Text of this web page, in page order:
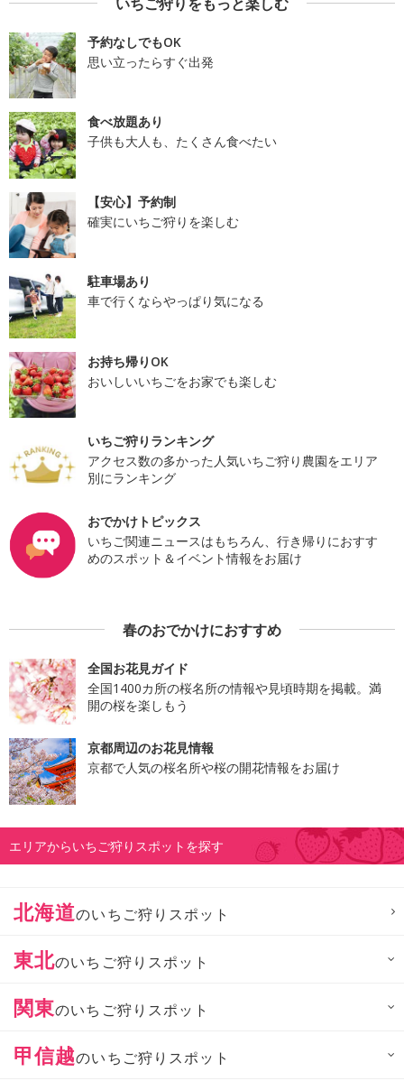
予約なしでもOK
思い立ったらすぐ出発
食べ放題あり
子供も大人も、たくさん食べたい
【安心】予約制
確実にいちご狩りを楽しむ
駐車場あり
車で行くならやっぱり気になる
お持ち帰りOK
おいしいいちごをお家でも楽しむ
いちご狩りランキング
アクセス数の多かった人気いちご狩り農園をエリア
別にランキング
おでかけトピックス
いちご関連ニュースはもちろん、行き帰りにおすす
めのスポット＆イベント情報をお届け
春のおでかけにおすすめ
全国お花見ガイド
全国1400カ所の桜名所の情報や見頃時期を掲載。満
開の桜を楽しもう
京都周辺のお花見情報
京都で人気の桜名所や桜の開花情報をお届け
エリアからいちご狩りスポットを探す
北海道のいちご狩りスポット
東北のいちご狩りスポット
関東のいちご狩りスポット
甲信越のいちご狩りスポット